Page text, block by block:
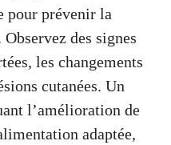
pour prévenir la
des signes
les changements
cutanées. Un
l’amélioration de
adaptée,